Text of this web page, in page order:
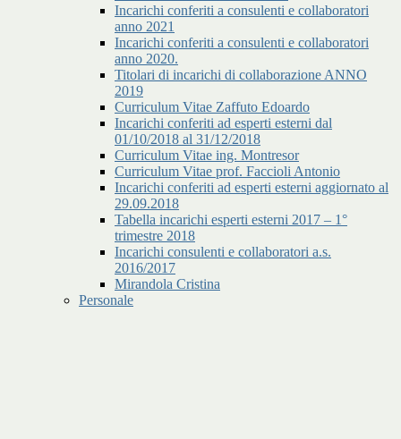
Incarichi conferiti a consulenti e collaboratori
anno 2021
Incarichi conferiti a consulenti e collaboratori
anno 2020.
Titolari di incarichi di collaborazione ANNO
2019
Curriculum Vitae Zaffuto Edoardo
Incarichi conferiti ad esperti esterni dal
01/10/2018 al 31/12/2018
Curriculum Vitae ing. Montresor
Curriculum Vitae prof. Faccioli Antonio
Incarichi conferiti ad esperti esterni aggiornato al
29.09.2018
Tabella incarichi esperti esterni 2017 – 1°
trimestre 2018
Incarichi consulenti e collaboratori a.s.
2016/2017
Mirandola Cristina
Personale